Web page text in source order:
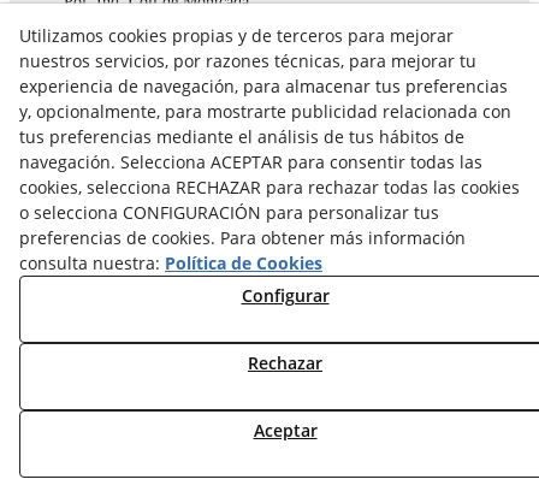
08110 Montcada i Reixac (Barcelona)
935 829 999
engrunes@engrunes.org
© 08/2026 FUNDACIÓ PRIVADA ENGRUNES - Todos los
derechos reservados.
Utilizamos cookies propias y de terceros para mejorar
nuestros servicios, por razones técnicas, para mejorar tu
experiencia de navegación, para almacenar tus preferencias
y, opcionalmente, para mostrarte publicidad relacionada con
tus preferencias mediante el análisis de tus hábitos de
navegación. Selecciona ACEPTAR para consentir todas las
cookies, selecciona RECHAZAR para rechazar todas las cookies
o selecciona CONFIGURACIÓN para personalizar tus
preferencias de cookies. Para obtener más información
consulta nuestra: Política de Cookies
Configurar
Rechazar
Aceptar